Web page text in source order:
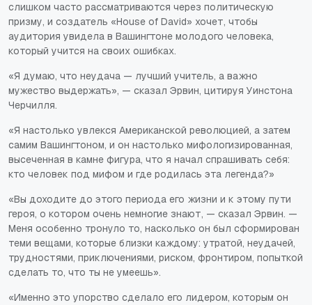
слишком часто рассматриваются через политическую
призму, и создатель «House of David» хочет, чтобы
аудитория увидела в Вашингтоне молодого человека,
который учится на своих ошибках.
«Я думаю, что неудача — лучший учитель, а важно
мужество выдержать», — сказал Эрвин, цитируя Уинстона
Черчилля.
«Я настолько увлекся Американской революцией, а затем
самим Вашингтоном, и он настолько мифологизированная,
высеченная в камне фигура, что я начал спрашивать себя:
кто человек под мифом и где родилась эта легенда?»
«Вы доходите до этого периода его жизни и к этому пути
героя, о котором очень немногие знают, — сказал Эрвин. —
Меня особенно тронуло то, насколько он был сформирован
теми вещами, которые близки каждому: утратой, неудачей,
трудностями, приключениями, риском, фронтиром, попыткой
сделать то, что ты не умеешь».
«Именно это упорство сделало его лидером, которым он